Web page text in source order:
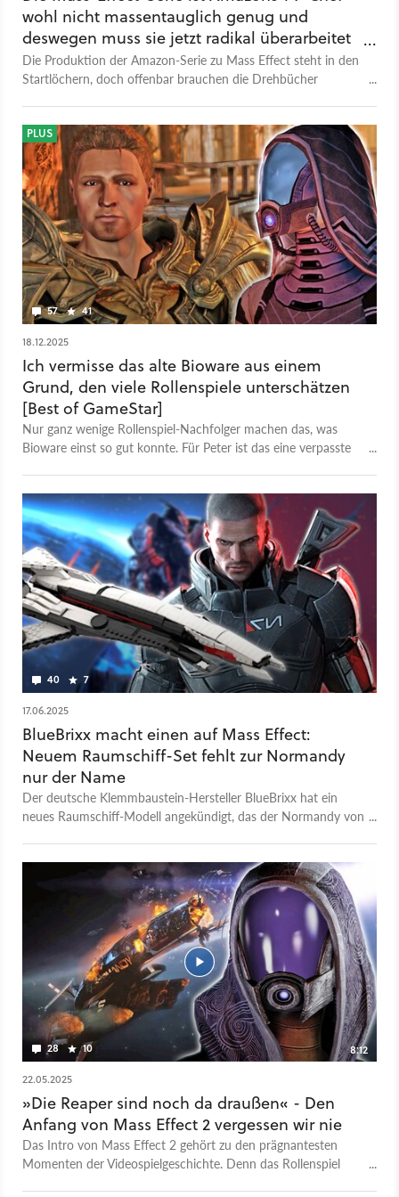
wohl nicht massentauglich genug und
deswegen muss sie jetzt radikal überarbeitet
werden
Die Produktion der Amazon-Serie zu Mass Effect steht in den
Startlöchern, doch offenbar brauchen die Drehbücher
57 41
PLUS
18.12.2025
Ich vermisse das alte Bioware aus einem
Grund, den viele Rollenspiele unterschätzen
[Best of GameStar]
Nur ganz wenige Rollenspiel-Nachfolger machen das, was
Bioware einst so gut konnte. Für Peter ist das eine verpasste
40 7
17.06.2025
BlueBrixx macht einen auf Mass Effect:
Neuem Raumschiff-Set fehlt zur Normandy
nur der Name
Der deutsche Klemmbaustein-Hersteller BlueBrixx hat ein
neues Raumschiff-Modell angekündigt, das der Normandy von
28 10
8:12
22.05.2025
»Die Reaper sind noch da draußen« - Den
Anfang von Mass Effect 2 vergessen wir nie
Das Intro von Mass Effect 2 gehört zu den prägnantesten
Momenten der Videospielgeschichte. Denn das Rollenspiel